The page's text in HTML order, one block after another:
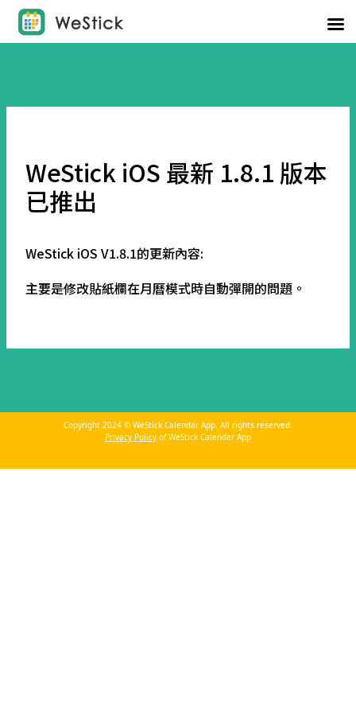
WeStick iOS 最新 1.8.1 版本
已推出
WeStick iOS V1.8.1的更新內容:
主要是修改貼紙欄在月曆模式時自動彈開的問題。
Copyright 2024 © WeStick Calendar App. All rights reserved.
Privacy Policy of WeStick Calendar App